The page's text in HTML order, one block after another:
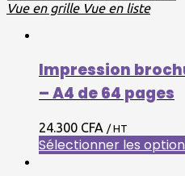
Vue en grille Vue en liste
Impression
– A4 de 64 pages
24.300 CFA / HT
Sélectionner les